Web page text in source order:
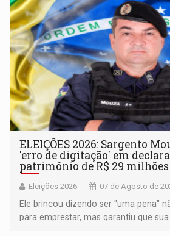
ELEIÇÕES 2026: Sargento
'erro de digitação' em
patrimônio de R$ 29 milhões
Eleições 2026 07 de Agosto de
Ele brincou dizendo ser "uma pena"
para emprestar, mas garantiu que